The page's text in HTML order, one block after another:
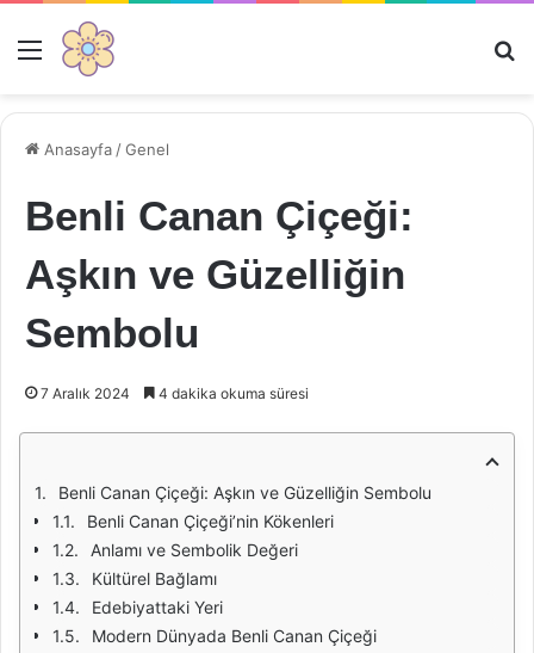
Menü
Anasayfa /Genel
Benli Canan Çiçeği:
Aşkın ve Güzelliğin
Sembolu
7 Aralık 2024 4 dakika okuma süresi
Benli Canan Çiçeği: Aşkın ve Güzelliğin Sembolu
Benli Canan Çiçeği’nin Kökenleri
Anlamı ve Sembolik Değeri
Kültürel Bağlamı
Edebiyattaki Yeri
Modern Dünyada Benli Canan Çiçeği